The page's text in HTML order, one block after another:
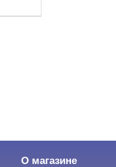
О магазине